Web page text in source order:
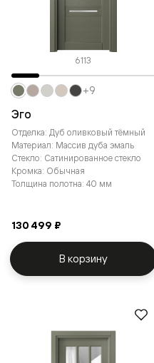
6113
Эго
Отделка: Дуб оливковый тёмный
Материал: Массив дуба эмаль
Стекло: Сатинированное стекло
Кромка: Обычная
Толщина полотна: 40 мм
130 499 ₽
+9
В корзину